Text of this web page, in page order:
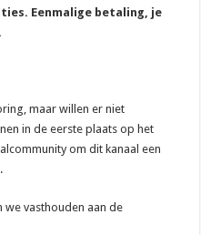
Eenmalige betaling, je
maar willen er niet
in de eerste plaats op het
om dit kanaal een
we vasthouden aan de